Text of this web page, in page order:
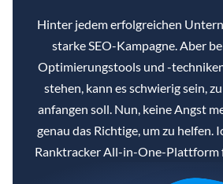
Hinter jedem erfolgreichen
starke SEO-Kampagne. Aber
Optimierungstools und -
stehen, kann es schwierig sein,
anfangen soll. Nun, keine Angst
genau das Richtige, um zu helfen.
Ranktracker All-in-One-Plattform